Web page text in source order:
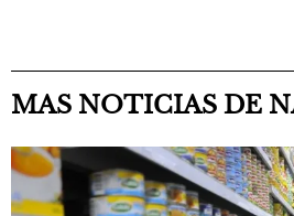
MAS NOTICIAS DE